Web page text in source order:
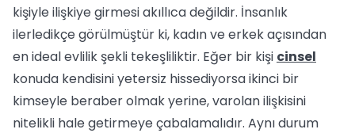
kişiyle ilişkiye girmesi akıllıca değildir. İnsanlık
ilerledikçe görülmüştür ki, kadın ve erkek açısından
en ideal evlilik şekli tekeşliliktir. Eğer bir kişi cinsel
konuda kendisini yetersiz hissediyorsa ikinci bir
kimseyle beraber olmak yerine, varolan ilişkisini
nitelikli hale getirmeye çabalamalıdır. Aynı durum